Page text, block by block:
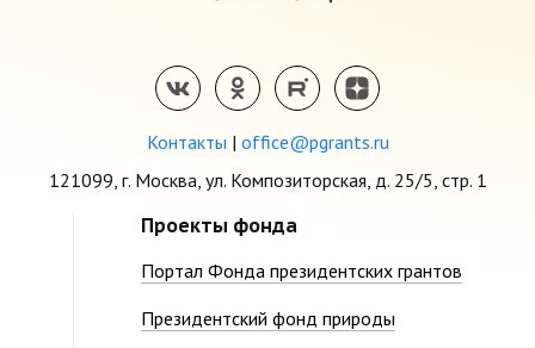
Контакты | office@pgrants.ru
121099, г. Москва, ул. Композиторская, д. 25/5, стр. 1
Проекты фонда
Портал Фонда президентских грантов
Президентский фонд природы